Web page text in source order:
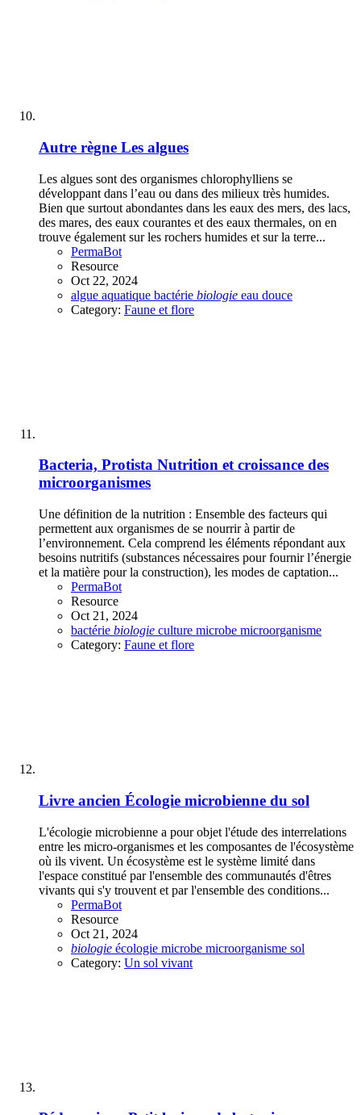
Autre règne Les algues
Les algues sont des organismes chlorophylliens se
développant dans l’eau ou dans des milieux très humides.
Bien que surtout abondantes dans les eaux des mers, des lacs,
des mares, des eaux courantes et des eaux thermales, on en
trouve également sur les rochers humides et sur la terre...
PermaBot
Resource
Oct 22, 2024
algue aquatique bactérie biologie eau douce
Category: Faune et flore
Bacteria, Protista Nutrition et croissance des
microorganismes
Une définition de la nutrition : Ensemble des facteurs qui
permettent aux organismes de se nourrir à partir de
l’environnement. Cela comprend les éléments répondant aux
besoins nutritifs (substances nécessaires pour fournir l’énergie
et la matière pour la construction), les modes de captation...
PermaBot
Resource
Oct 21, 2024
bactérie biologie culture microbe microorganisme
Category: Faune et flore
Livre ancien Écologie microbienne du sol
L'écologie microbienne a pour objet l'étude des interrelations
entre les micro-organismes et les composantes de l'écosystème
où ils vivent. Un écosystème est le système limité dans
l'espace constitué par l'ensemble des communautés d'êtres
vivants qui s'y trouvent et par l'ensemble des conditions...
PermaBot
Resource
Oct 21, 2024
biologie écologie microbe microorganisme sol
Category: Un sol vivant